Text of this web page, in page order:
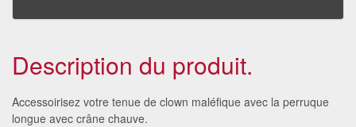
Description du produit.
Accessoirisez votre tenue de clown maléfique avec la perruque
longue avec crâne chauve.